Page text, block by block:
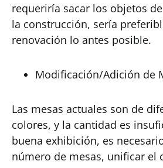
requeriría sacar los objetos
la construcción, sería
renovación lo antes posible.
Modificación/Adición de
Las mesas actuales son de
colores, y la cantidad es
buena exhibición, es
número de mesas, unificar el